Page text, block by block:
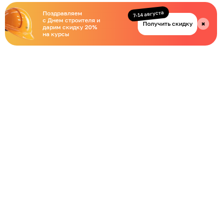
Поздравляем
с Днем строителя и
дарим скидку 20%
на курсы
Получить скидку
7-14 августа
✖